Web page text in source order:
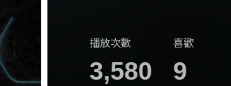
播放次數
3,580
喜歡
9